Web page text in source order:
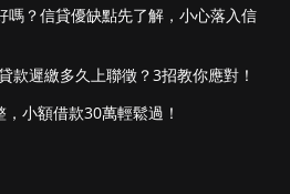
嗎？信貸優缺點先了解，小心落入信
款遲繳多久上聯徵？3招教你應對！
小額借款30萬輕鬆過！